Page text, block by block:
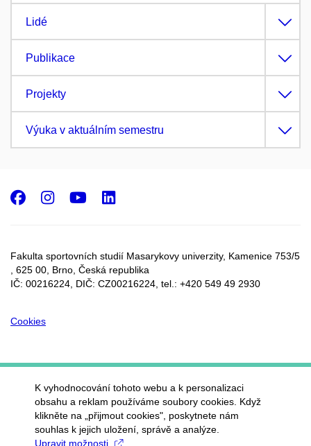
Lidé
Publikace
Projekty
Výuka v aktuálním semestru
Fakulta sportovních studií Masarykovy univerzity, Kamenice 753/5​
, 625 00, Brno, Česká republika
IČ: 00216224, DIČ: CZ00216224, tel.: +420 549 49 2930
Cookies
Facebook
Instagram
Youtube
K vyhodnocování tohoto webu a k personalizaci
obsahu a reklam používáme soubory cookies. Když
klikněte na „přijmout cookies", poskytnete nám
souhlas k jejich uložení, správě a analýze.
Upravit možnosti